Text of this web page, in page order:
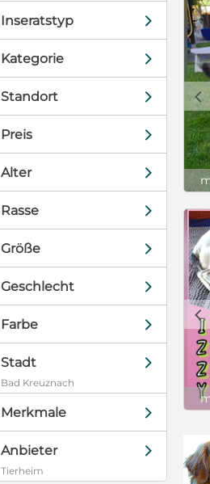
Inseratstyp d
Kategorie d
Standort d
Preis d
Alter d
Rasse d
Größe d
Geschlecht d
Farbe d
Stadt d
Bad Kreuznach
Merkmale d
Anbieter d
Tierheim
c
c